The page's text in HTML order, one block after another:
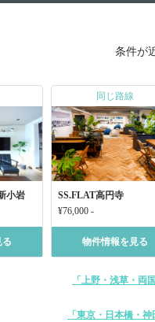
条件が
小岩
る
同じ路線
SS.FLAT高円寺
¥76,000 -
物件情報を見る
「上野・浅草・両
「東京・日本橋・